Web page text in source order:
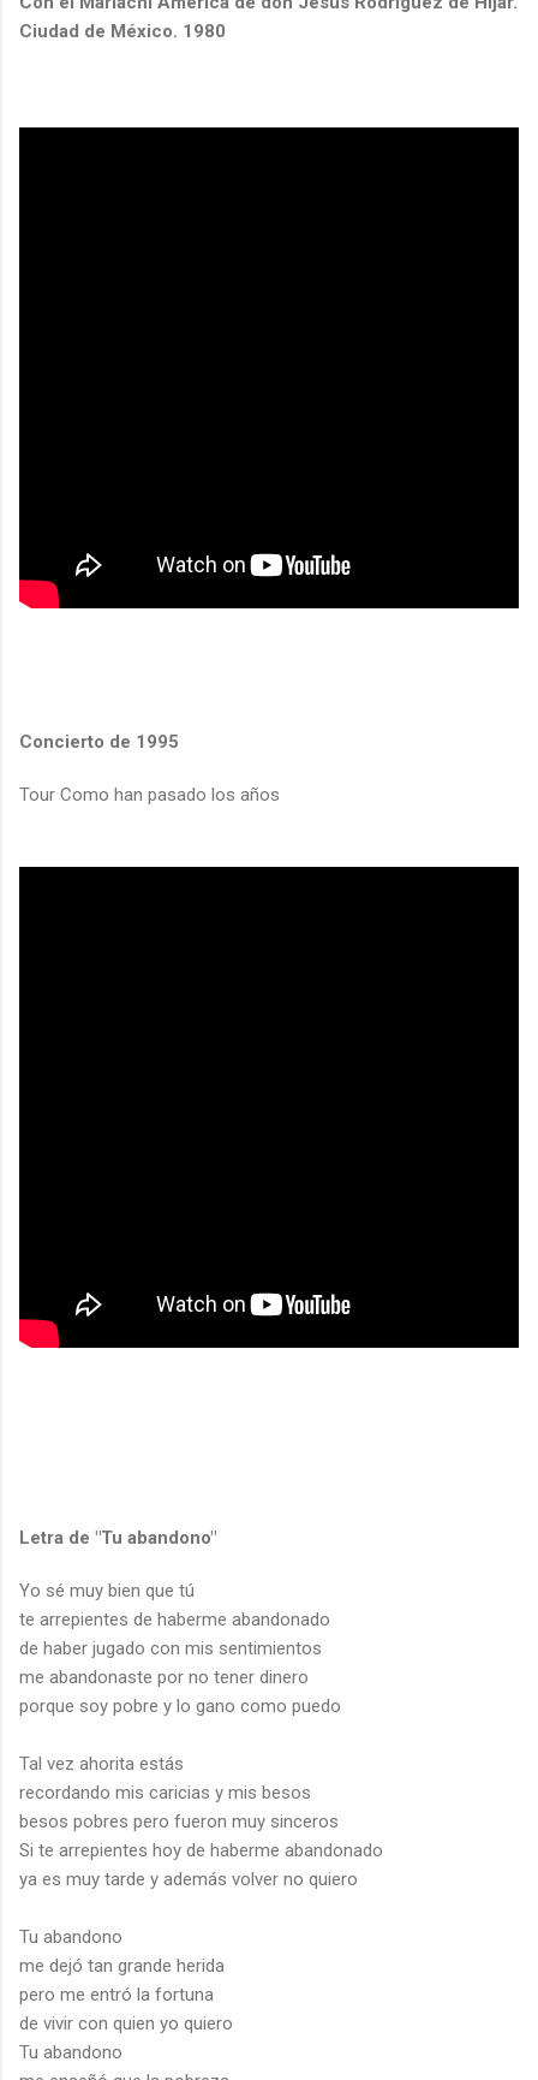
Ciudad de México. 1980
Concierto de 1995
Tour Como han pasado los años
Letra de "Tu abandono"
Yo sé muy bien que tú
te arrepientes de haberme abandonado
de haber jugado con mis sentimientos
me abandonaste por no tener dinero
porque soy pobre y lo gano como puedo
Tal vez ahorita estás
recordando mis caricias y mis besos
besos pobres pero fueron muy sinceros
Si te arrepientes hoy de haberme abandonado
ya es muy tarde y además volver no quiero
Tu abandono
me dejó tan grande herida
pero me entró la fortuna
de vivir con quien yo quiero
Tu abandono